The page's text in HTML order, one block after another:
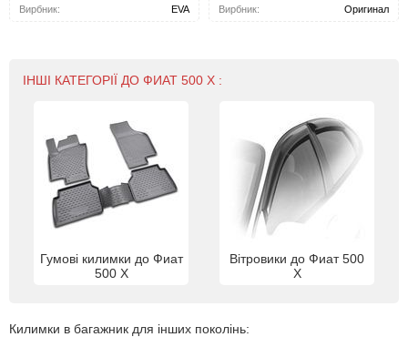
Вирбник: EVA Вирбник: Оригинал
ІНШІ КАТЕГОРІЇ ДО ФИАТ 500 Х :
Гумові килимки до Фиат
500 Х
Вітровики до Фиат 500
Х
Килимки в багажник для інших поколінь: